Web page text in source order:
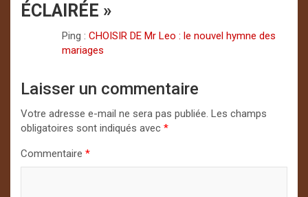
ÉCLAIRÉE »
Ping : CHOISIR DE Mr Leo : le nouvel hymne des
mariages
Laisser un commentaire
Votre adresse e-mail ne sera pas publiée. Les champs
obligatoires sont indiqués avec *
Commentaire *